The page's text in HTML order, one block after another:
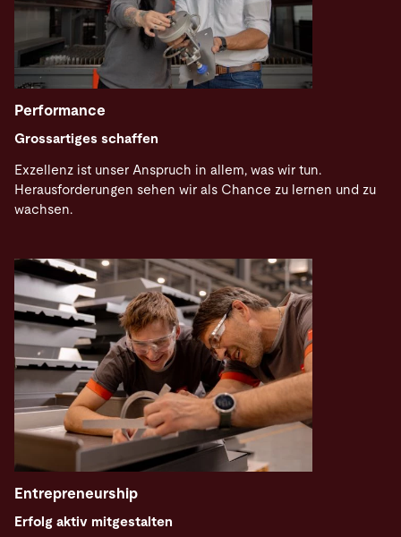
Performance
Grossartiges schaffen
Exzellenz ist unser Anspruch in allem, was wir tun.
Herausforderungen sehen wir als Chance zu lernen und zu
wachsen.
Entrepreneurship
Erfolg aktiv mitgestalten